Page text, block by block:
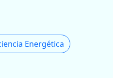
Energética